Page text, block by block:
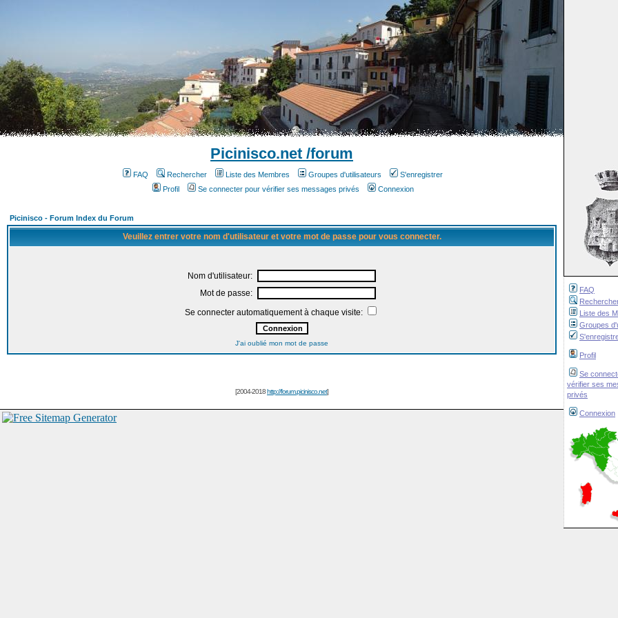
FAQ
Liste des
Groupes
Profil
Se
vérifier ses
privés
Connexion
Picinisco.net /forum
FAQ Rechercher Liste des Membres Groupes d'utilisateurs
S'enregistrer
Profil
Se connecter pour vérifier ses messages privés Connexion
Picinisco - Forum Index du Forum
Veuillez entrer votre nom d'utilisateur et votre mot de passe pour vous connecter.
Nom d'utilisateur:
Mot de passe:
Se connecter automatiquement à chaque visite:
J'ai oublié mon mot de passe
[2004-2018http://forum.picinisco.net]